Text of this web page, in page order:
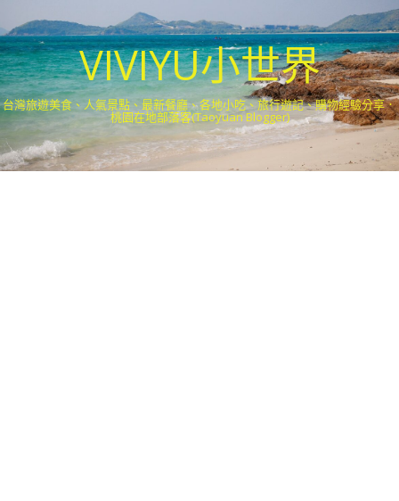
VIVIYU小世界
台灣旅遊美食、人氣景點、最新餐廳、各地小吃、旅行遊記、購物經驗分享．
桃園在地部落客(Taoyuan Blogger)